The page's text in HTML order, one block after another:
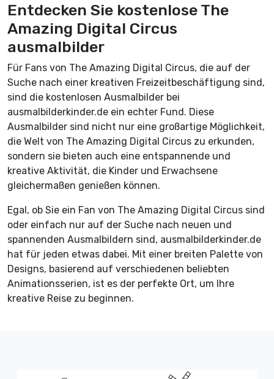
Entdecken Sie kostenlose The
Amazing Digital Circus
ausmalbilder
Für Fans von The Amazing Digital Circus, die auf der
Suche nach einer kreativen Freizeitbeschäftigung sind,
sind die kostenlosen Ausmalbilder bei
ausmalbilderkinder.de ein echter Fund. Diese
Ausmalbilder sind nicht nur eine großartige Möglichkeit,
die Welt von The Amazing Digital Circus zu erkunden,
sondern sie bieten auch eine entspannende und
kreative Aktivität, die Kinder und Erwachsene
gleichermaßen genießen können.
Egal, ob Sie ein Fan von The Amazing Digital Circus sind
oder einfach nur auf der Suche nach neuen und
spannenden Ausmalbildern sind, ausmalbilderkinder.de
hat für jeden etwas dabei. Mit einer breiten Palette von
Designs, basierend auf verschiedenen beliebten
Animationsserien, ist es der perfekte Ort, um Ihre
kreative Reise zu beginnen.